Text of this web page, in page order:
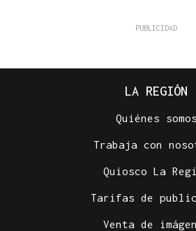
LA REGIÓN
Quiénes somos
Trabaja con
Quiosco La
Tarifas de
Venta de